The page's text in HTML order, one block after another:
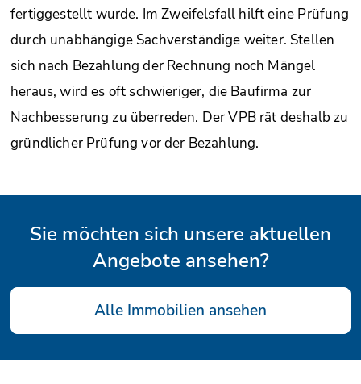
fertiggestellt wurde. Im Zweifelsfall hilft eine Prüfung
durch unabhängige Sachverständige weiter. Stellen
sich nach Bezahlung der Rechnung noch Mängel
heraus, wird es oft schwieriger, die Baufirma zur
Nachbesserung zu überreden. Der VPB rät deshalb zu
gründlicher Prüfung vor der Bezahlung.
Sie möchten sich unsere aktuellen
Angebote ansehen?
Alle Immobilien ansehen